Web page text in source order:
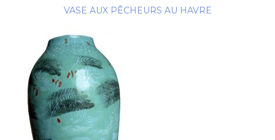
VASE AUX PÊCHEURS AU HAVRE